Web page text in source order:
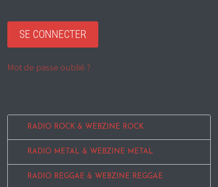
Mot de passe oublié ?
RADIO ROCK & WEBZINE ROCK
RADIO METAL & WEBZINE METAL
RADIO REGGAE & WEBZINE REGGAE